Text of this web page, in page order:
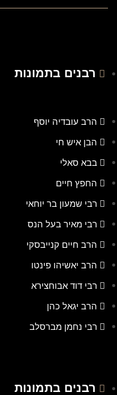
רבנים בתמונות
הרב עובדיה יוסף
הבן איש חי
בבא סאלי
החפץ חיים
רבי שמעון בר יוחאי
רבי מאיר בעל הנס
הרב חיים קנייבסקי
הרב יאשיהו פינטו
רבי דוד אבוחצירא
הרב יגאל כהן
רבי נחמן מברסלב
רבנים בתמונות